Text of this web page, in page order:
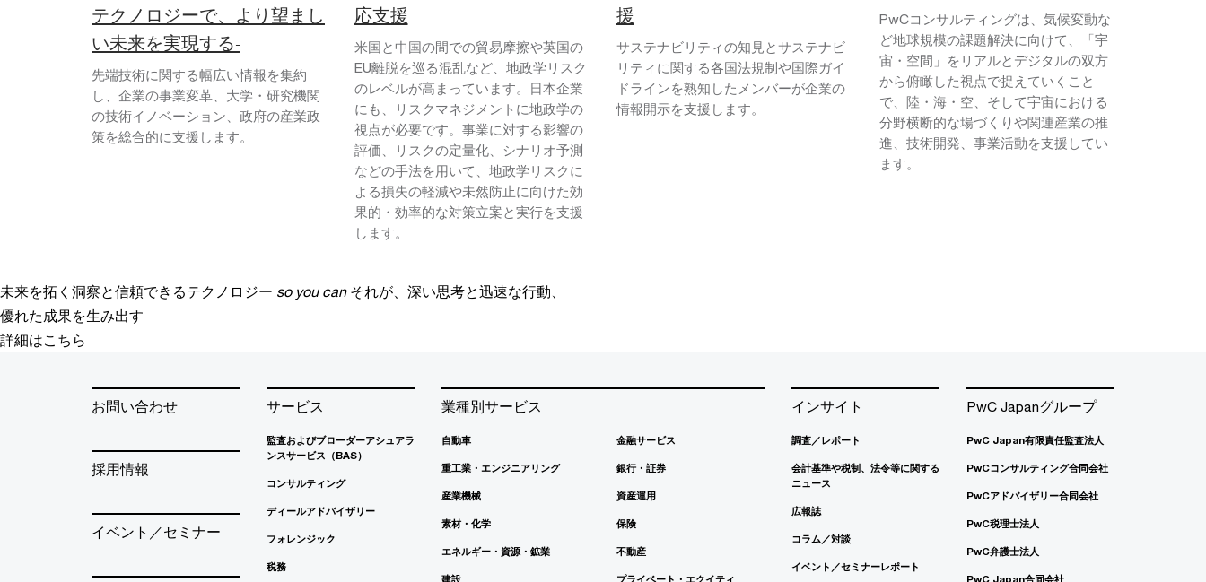
テクノロジーで、より望まし
い未来を実現する-
先端技術に関する幅広い情報を集約
し、企業の事業変革、大学・研究機関
の技術イノベーション、政府の産業政
策を総合的に支援します。
応支援
米国と中国の間での貿易摩擦や英国の
EU離脱を巡る混乱など、地政学リスク
のレベルが高まっています。日本企業
にも、リスクマネジメントに地政学の
視点が必要です。事業に対する影響の
評価、リスクの定量化、シナリオ予測
などの手法を用いて、地政学リスクに
よる損失の軽減や未然防止に向けた効
果的・効率的な対策立案と実行を支援
します。
援
サステナビリティの知見とサステナビ
リティに関する各国法規制や国際ガイ
ドラインを熟知したメンバーが企業の
情報開示を支援します。
PwCコンサルティングは、気候変動な
ど地球規模の課題解決に向けて、「宇
宙・空間」をリアルとデジタルの双方
から俯瞰した視点で捉えていくこと
で、陸・海・空、そして宇宙における
分野横断的な場づくりや関連産業の推
進、技術開発、事業活動を支援してい
ます。
未来を拓く洞察と信頼できるテクノロジー so you can それが、深い思考と迅速な行動、
優れた成果を生み出す
詳細はこちら
お問い合わせ
採用情報
イベント／セミナー
サービス
監査およびブローダーアシュアラ
ンスサービス（BAS）
コンサルティング
ディールアドバイザリー
フォレンジック
税務
業種別サービス
自動車
重工業・エンジニアリング
産業機械
素材・化学
エネルギー・資源・鉱業
建設
金融サービス
銀行・証券
資産運用
保険
不動産
プライベート・エクイティ
インサイト
調査／レポート
会計基準や税制、法令等に関する
ニュース
広報誌
コラム／対談
イベント／セミナーレポート
PwC Japanグループ
PwC Japan有限責任監査法人
PwCコンサルティング合同会社
PwCアドバイザリー合同会社
PwC税理士法人
PwC弁護士法人
PwC Japan合同会社